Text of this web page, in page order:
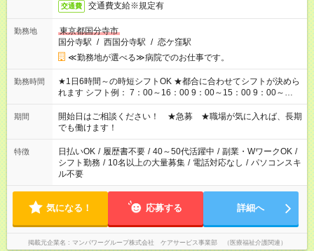
交通費 交通費支給※規定有
勤務地
東京都国分寺市
国分寺駅 / 西国分寺駅 / 恋ケ窪駅
≪勤務地が選べる≫病院でのお仕事です。
勤務時間
★1日6時間～の時短シフトOK ★都合に合わせてシフトが決めら
れます シフト例： 7：00～16：00 9：00～15：00 9：00～
18：00 11：00～20：00 など ※Wワークの場合、他のお仕事と
合わせ週40時間超の就業はご案内できません ※法令に基づき、
週20時間以上勤務は社会保険への加入対象となります ※労働者
派遣法（日雇い派遣の原則禁止）により、短時間・短期間の就
業はご案内が難しい場合があります
期間
開始日はご相談ください！ ★急募 ★職場が気に入れば、長期
でも働けます！
特徴 日払いOK / 履歴書不要 / 40～50代活躍中 / 副業・WワークOK /
シフト勤務 / 10名以上の大量募集 / 電話対応なし / パソコンスキ
ル不要
気になる！ 応募する 詳細へ
掲載元企業名 マンパワーグループ株式会社 ケアサービス事業部 （医療福祉介護関連）